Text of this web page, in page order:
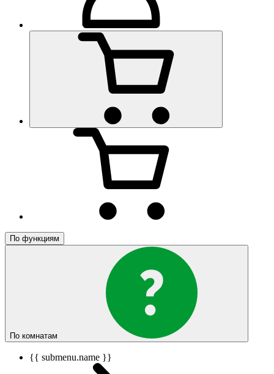
По функциям
По комнатам
{{ submenu.name }}